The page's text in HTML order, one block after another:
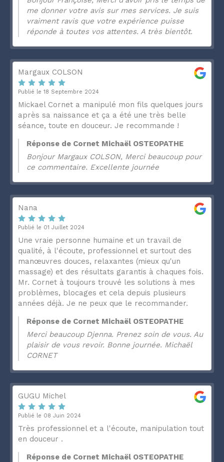
me donner votre avis sur mes services. Je suis
vraiment ravis que votre expérience puisse
réponde à toutes vos attentes. A très bientôt.
Margaux COLSON
Publié le 18 Septembre 2024
Mickael Cornet a manipulé mon fils quelques jours
après sa naissance et ça a été une très belle
séance, toute en douceur. Je recommande !
Réponse de Cornet Michaël OSTEOPATHE
Bonjour Margaux COLSON, Merci beaucoup pour
ce commentaire. Excellente journée
Nana
Publié le 01 Juillet 2024
Une vraie personne humaine et un travail de
qualité, à l'écoute, professionnel et surtout des
manœuvres douces, relaxantes (mieux qu'un
massage) et des résultats garantis à chaques fois.
Mr. Cornet à toujours trouvé les solutions à mes
problèmes, blocages et cela depuis plusieurs
années déjà. Je ne peux que le recommander.
Réponse de Cornet Michaël OSTEOPATHE
Merci beaucoup Djenna. Prenez soin de vous. Au
plaisir de vous revoir. Bonne journée. Michaël
CORNET
GUGU Michel
Publié le 08 Juin 2024
Très professionnel et a l'écoute, manipulation tout
en douceur .
Réponse de Cornet Michaël OSTEOPATHE